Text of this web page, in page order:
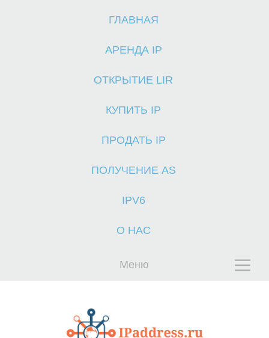
ГЛАВНАЯ
АРЕНДА IP
ОТКРЫТИЕ LIR
КУПИТЬ IP
ПРОДАТЬ IP
ПОЛУЧЕНИЕ AS
IPV6
О НАС
Меню
Г